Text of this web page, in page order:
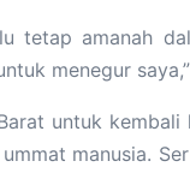
tetap amanah
menegur
untuk
manusia.